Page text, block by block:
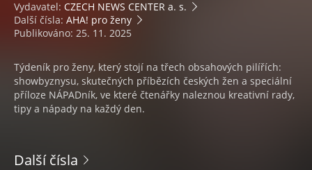
Vydavatel: CZECH NEWS CENTER a. s.
Další čísla: AHA! pro ženy
Publikováno: 25. 11. 2025
Týdeník pro ženy, který stojí na třech obsahových pilířích:
showbyznysu, skutečných příbězích českých žen a speciální
příloze NÁPADník, ve které čtenářky naleznou kreativní rady,
tipy a nápady na každý den.
Další čísla